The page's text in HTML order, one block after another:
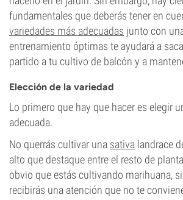
fundamentales que deberás tener en
variedades más adecuadas junto con
entrenamiento óptimas te ayudará a
partido a tu cultivo de balcón y a
Elección de la variedad
Lo primero que hay que hacer es elegir
adecuada.
No querrás cultivar una sativa landrace
alto que destaque entre el resto de
obvio que estás cultivando marihuana,
recibirás una atención que no te